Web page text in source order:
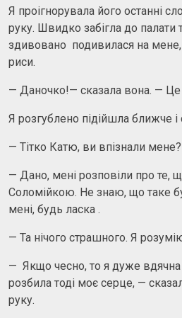
Я проігнорувала його останні
руку. Швидко забігла до палати
здивовано подивилася на
риси.
— Даночко!— сказала вона. — Це
Я розгублено підійшла ближче і
— Тітко Катю, ви впізнали
— Дано, мені розповіли про те,
Соломійкою. Не знаю, що таке
мені, будь ласка .
— Та нічого страшного. Я
— Якщо чесно, то я дуже вдячна
розбила тоді моє серце, —
руку.